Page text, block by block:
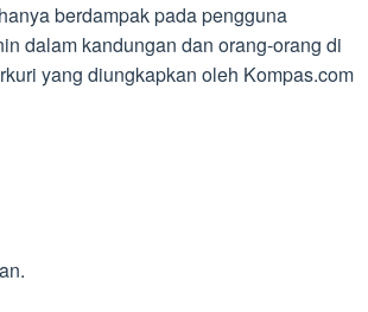
berdampak pada pengguna
dalam kandungan dan orang-orang di
yang diungkapkan oleh Kompas.com